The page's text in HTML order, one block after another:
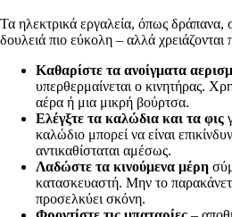
Τα ηλεκτρικά εργαλεία, όπως δράπανα,
δουλειά πιο εύκολη – αλλά χρειάζονται
Καθαρίστε τα ανοίγματα
υπερθερμαίνεται ο κινητήρας.
αέρα ή μια μικρή βούρτσα.
Ελέγξτε τα καλώδια και τα φις
καλώδιο μπορεί να είναι
αντικαθίσταται αμέσως.
Λαδώστε τα κινούμενα μέρη
κατασκευαστή. Μην το
προσελκύει σκόνη.